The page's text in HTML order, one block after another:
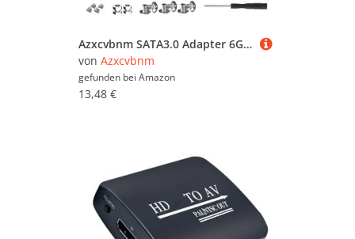
Azxcvbnm SATA3.0 Adapter 6GBPS SATA3.0 Adapter B+M Key SISTEN ZUSAMMENDE DEM 2 5 "SATA3.0 VERGRAUTER FÜR 2230 2242 2260
von Azxcvbnm
gefunden bei Amazon
13,48 €